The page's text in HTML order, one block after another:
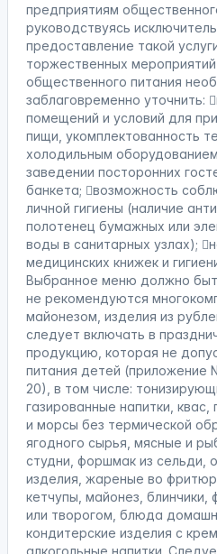
предприятиям
руководствуясь
предоставление такой
торжественных
общественного питания
заблаговременно уточнить:
помещений и условий для
пищи, укомплектованность
холодильным
заведении посторонних
банкета; возможность
личной гигиены (наличие
полотенец бумажных или
воды в санитарных узлах);
медицинских книжек и
Выбранное меню должно
не рекомендуются
майонезом, изделия из
следует включать в
продукцию, которая не
питания детей (приложение
20), в том числе:
газированные напитки,
и морсы без термической
ягодного сырья, мясные и
студни, форшмак из сельди,
изделия, жареные во
кетчупы, майонез,
или творогом, блюда
кондитерские изделия с
алкогольные напитки.